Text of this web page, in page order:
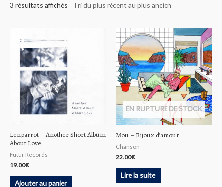
3 résultats affichés
Lenparrot – Another Short Album
About Love
Futur Records
19.00€
Ajouter au panier
EN RUPTURE DE STOCK
Mou – Bijoux d’amour
Chanson
22.00€
Lire la suite